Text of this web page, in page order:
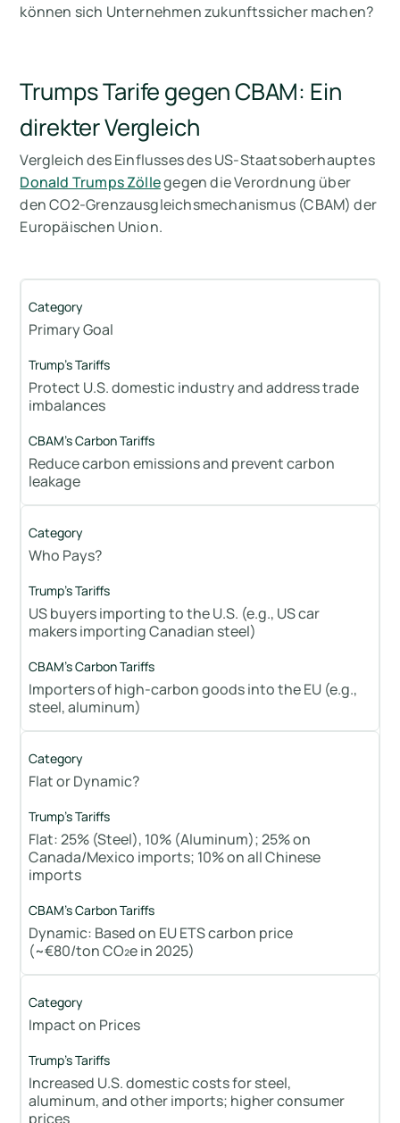
können sich Unternehmen zukunftssicher machen?
Trumps Tarife gegen CBAM: Ein
direkter Vergleich
Vergleich des Einflusses des US-Staatsoberhauptes
Donald Trumps Zöllegegen die Verordnung über
den CO2-Grenzausgleichsmechanismus (CBAM) der
Europäischen Union.
Primary Goal
Protect U.S. domestic industry and address trade
imbalances
Reduce carbon emissions and prevent carbon
leakage
Who Pays?
US buyers importing to the U.S. (e.g., US car
makers importing Canadian steel)
Importers of high-carbon goods into the EU (e.g.,
steel, aluminum)
Flat or Dynamic?
Flat: 25% (Steel), 10% (Aluminum); 25% on
Canada/Mexico imports; 10% on all Chinese
imports
Dynamic: Based on EU ETS carbon price
(~€80/ton CO₂e in 2025)
Impact on Prices
Increased U.S. domestic costs for steel,
aluminum, and other imports; higher consumer
prices